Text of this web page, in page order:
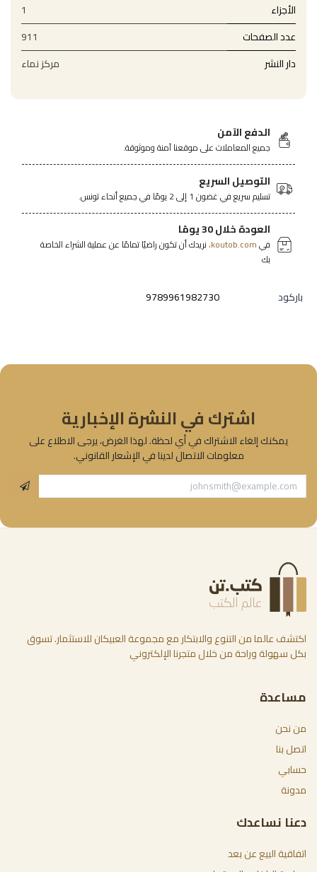
الأجزاء
1
عدد الصفحات
911
دار النشر
مركز نماء
الدفع الآمن
جميع المعاملات على موقعنا آمنة وموثوقة.
التوصيل السريع
تسليم سريع في غضون 1 إلى 2 يومًا في جميع أنحاء تونس.
العودة خلال 30 يومًا
فيkoutob.com، نريدك أن تكون راضيًا تمامًا عن عملية الشراء الخاصة
بك
باركود 9789961982730
اشترك في النشرة الإخبارية
يمكنك إلغاء الاشتراك في أي لحظة. لهذا الغرض، يرجى الاطلاع على
معلومات الاتصال لدينا في الإشعار القانوني.
اكتشف عالما من التنوع والابتكار مع مجموعة العبيكان للاستثمار. تسوق
بكل سهولة وراحة من خلال متجرنا الإلكتروني
مساعدة
من نحن
اتصل بنا
حسابي
مدونة
دعنا نساعدك
اتفاقية البيع عن بعد